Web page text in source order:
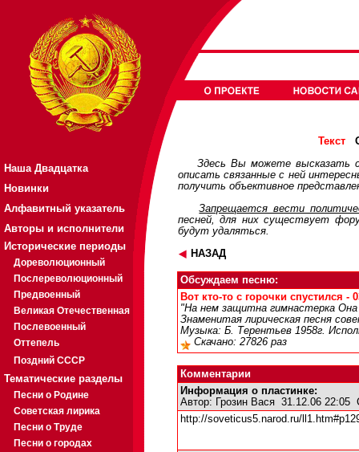
Наша Двадцатка
Новинки
Алфавитный указатель
Авторы и исполнители
Исторические периоды
Дореволюционный
Послереволюционный
Предвоенный
Великая Отечественная
Послевоенный
Оттепель
Поздний СССР
Тематические разделы
Песни о Родине
Советская лирика
Песни о Труде
Песни о городах
Текст
Здесь Вы можете высказать
описать связанные с ней
получить объективное
Запрещается вести
песней, для них существует
будут удаляться.
НАЗАД
Обсуждаем песню:
Вот кто-то с горочки спустился -
"На нем защитна гимнастерка
Знаменитая лирическая песня
Музыка: Б. Терентьев 1958г.
Скачано: 27826 раз
Комментарии
Информация о пластинке:
Автор:
Грозин Вася 31.12.06 22:05
http://soveticus5.narod.ru/